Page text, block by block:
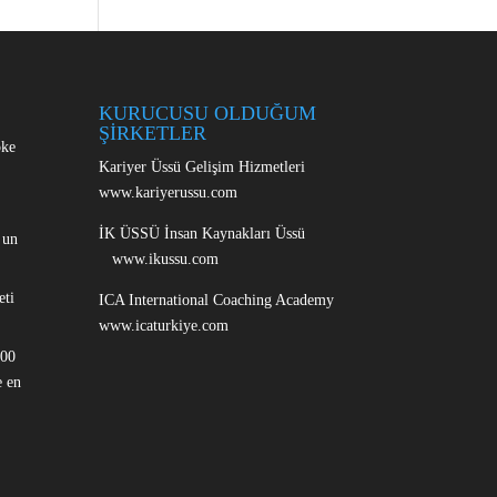
en
KURUCUSU OLDUĞUM
ŞİRKETLER
Kariyer Üssü Gelişim Hizmetleri
www.kariyerussu.com
İK ÜSSÜ İnsan Kaynakları Üssü
www.ikussu.com
ICA International Coaching Academy
www.icaturkiye.com